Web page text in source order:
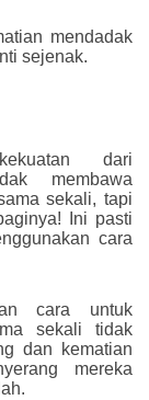
mendadak
sejenak.
dari
membawa
sekali, tapi
Ini pasti
cara
cara untuk
sekali tidak
dan kematian
mereka